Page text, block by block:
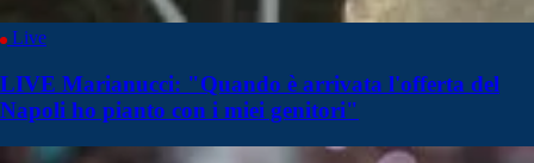
Live
LIVE Marianucci: "Quando è arrivata l'offerta del
Napoli ho pianto con i miei genitori"